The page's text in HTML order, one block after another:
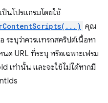
นโปรแกรมโดยใช้
คุณ
ระบุว่าควรแทรกสคริปต์เนื้อหา
ด URL ที่ระบุ หรือเฉพาะเฟรม
เท่านั้น และจะใช้ไม่ได้หากมี